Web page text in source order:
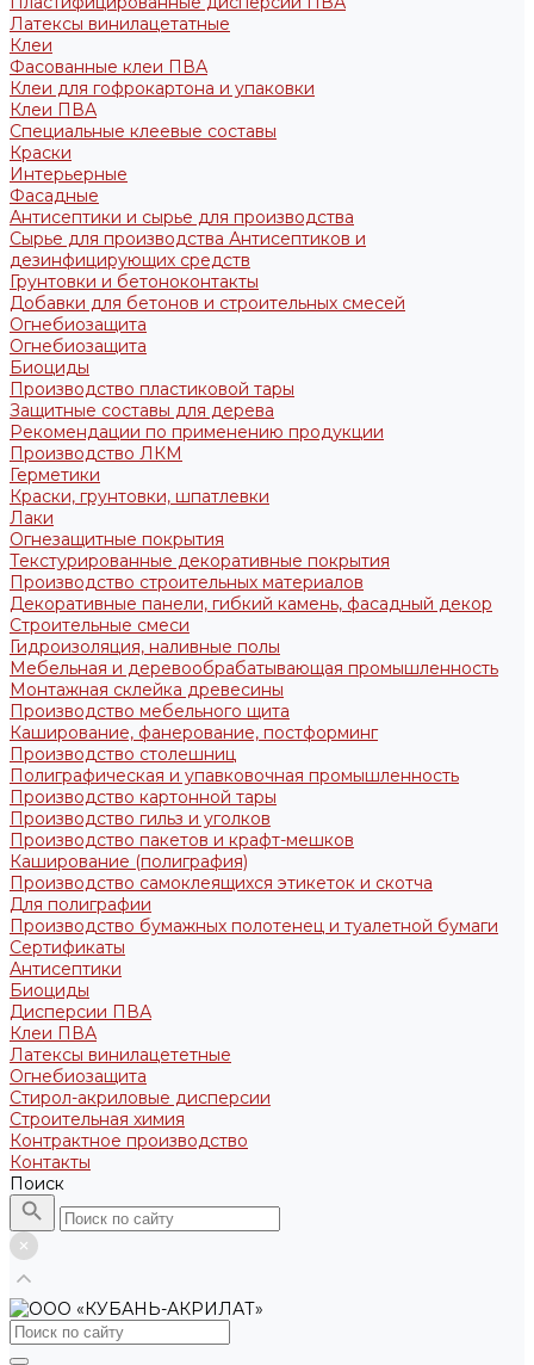
Латексы винилацетатные
Клеи
Фасованные клеи ПВА
Клеи для гофрокартона и упаковки
Клеи ПВА
Специальные клеевые составы
Краски
Интерьерные
Фасадные
Антисептики и сырье для производства
Сырье для производства Антисептиков и
дезинфицирующих средств
Грунтовки и бетоноконтакты
Добавки для бетонов и строительных смесей
Огнебиозащита
Огнебиозащита
Биоциды
Производство пластиковой тары
Защитные составы для дерева
Рекомендации по применению продукции
Производство ЛКМ
Герметики
Краски, грунтовки, шпатлевки
Лаки
Огнезащитные покрытия
Текстурированные декоративные покрытия
Производство строительных материалов
Декоративные панели, гибкий камень, фасадный декор
Строительные смеси
Гидроизоляция, наливные полы
Мебельная и деревообрабатывающая промышленность
Монтажная склейка древесины
Производство мебельного щита
Каширование, фанерование, постформинг
Производство столешниц
Полиграфическая и упавковочная промышленность
Производство картонной тары
Производство гильз и уголков
Производство пакетов и крафт-мешков
Каширование (полиграфия)
Производство самоклеящихся этикеток и скотча
Для полиграфии
Производство бумажных полотенец и туалетной бумаги
Сертификаты
Антисептики
Биоциды
Дисперсии ПВА
Клеи ПВА
Латексы винилацететные
Огнебиозащита
Стирол-акриловые дисперсии
Строительная химия
Контрактное производство
Контакты
Поиск